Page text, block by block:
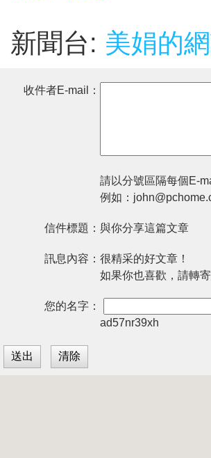
新聞台: 美娟的
收件者E-mail：
請以分號區隔每個E-
例如：
信件標題： 與你分享這篇文章
訊息內容： 很精采的好文章！
如果你也喜歡，請轉
您的名字：
ad57nr39xh